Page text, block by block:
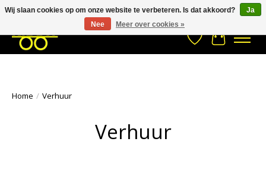
033- 2470 538 info@kraaybv.com Stuur een Whatsapp bericht
Verlanglijst
Home / Verhuur
Verhuur
Wij slaan cookies op om onze website te verbeteren. Is dat akkoord?
Ja
Nee
Meer over cookies »